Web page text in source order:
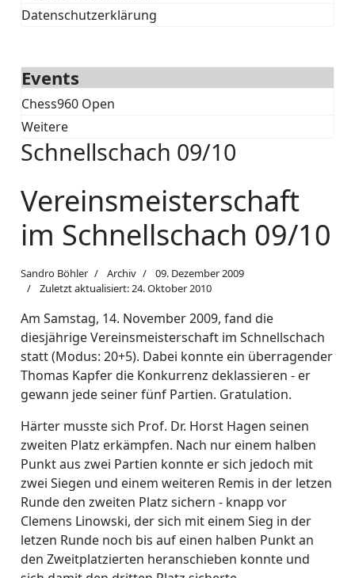
Datenschutzerklärung
Events
Chess960 Open
Weitere
Schnellschach 09/10
Vereinsmeisterschaft
im Schnellschach 09/10
Sandro Böhler Archiv
09. Dezember 2009
Zuletzt aktualisiert: 24. Oktober 2010
Am Samstag, 14. November 2009, fand die
diesjährige Vereinsmeisterschaft im Schnellschach
statt (Modus: 20+5). Dabei konnte ein überragender
Thomas Kapfer die Konkurrenz deklassieren - er
gewann jede seiner fünf Partien. Gratulation.
Härter musste sich Prof. Dr. Horst Hagen seinen
zweiten Platz erkämpfen. Nach nur einem halben
Punkt aus zwei Partien konnte er sich jedoch mit
zwei Siegen und einem weiteren Remis in der letzen
Runde den zweiten Platz sichern - knapp vor
Clemens Linowski, der sich mit einem Sieg in der
letzen Runde noch bis auf einen halben Punkt an
den Zweitplatzierten heranschieben konnte und